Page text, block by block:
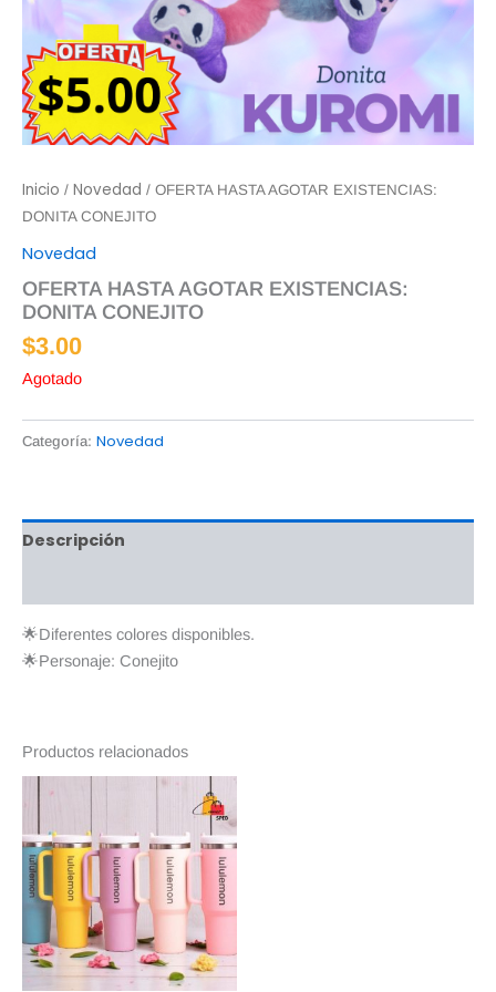
Inicio / Novedad / OFERTA HASTA AGOTAR EXISTENCIAS:
DONITA CONEJITO
Novedad
OFERTA HASTA AGOTAR EXISTENCIAS:
DONITA CONEJITO
$3.00
Agotado
Categoría: Novedad
Descripción
🌟Diferentes colores disponibles.
🌟Personaje: Conejito
Productos relacionados